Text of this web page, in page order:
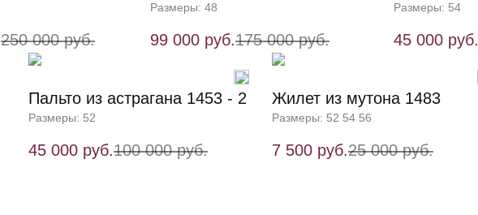
250 000 руб.
Размеры: 48
99 000 руб.175 000 руб.
Размеры: 54
45 000 руб.
Пальто из астрагана 1453 - 2
Размеры: 52
45 000 руб.100 000 руб.
Жилет из мутона 1483
Размеры: 52 54 56
7 500 руб.25 000 руб.